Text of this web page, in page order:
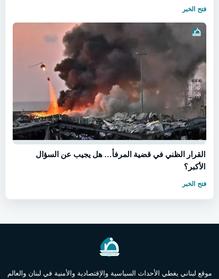
فتح الخبر
القرار الظني في قضية المرفأ… هل يجيب عن السؤال
الأكبر؟
فتح الخبر
موقع لبناني يغطي الأحداث السياسية والإقتصادية والأمنية في لبنان والعالم